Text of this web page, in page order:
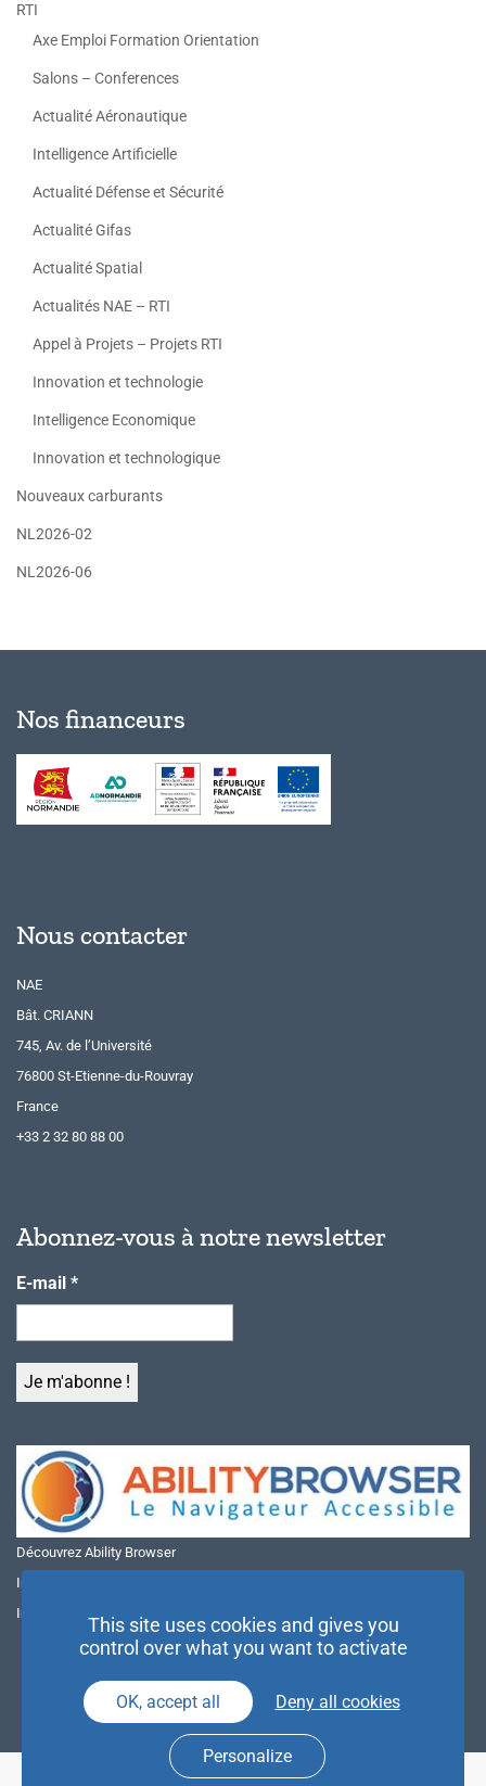
RTI
Axe Emploi Formation Orientation
Salons – Conferences
Actualité Aéronautique
Intelligence Artificielle
Actualité Défense et Sécurité
Actualité Gifas
Actualité Spatial
Actualités NAE – RTI
Appel à Projets – Projets RTI
Innovation et technologie
Intelligence Economique
Innovation et technologique
Nouveaux carburants
NL2026-02
NL2026-06
Nos financeurs
Nous contacter
NAE
Bât. CRIANN
745, Av. de l’Université
76800 St-Etienne-du-Rouvray
France
+33 2 32 80 88 00
Abonnez-vous à notre newsletter
E-mail *
Découvrez Ability Browser
Installer Ability Browser sur Windows
Installer Ability Browser sur Mac
This site uses cookies and gives you
control over what you want to activate
OK, accept all Deny all cookies
Personalize